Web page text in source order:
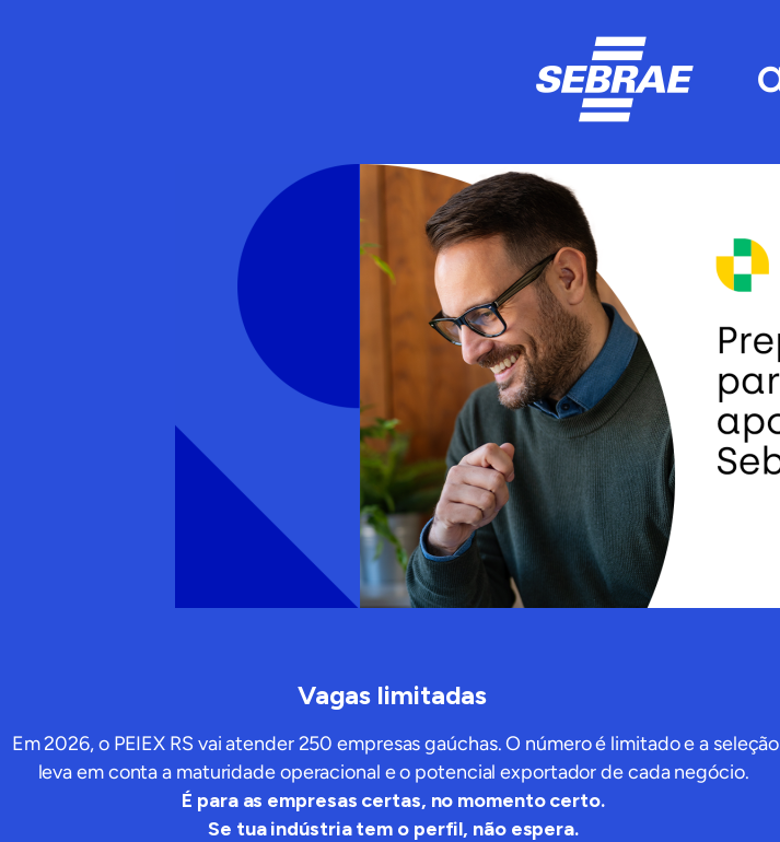
Vagas limitadas
Em 2026, o PEIEX RS vai atender 250 empresas gaúchas. O número é limitado e a seleção
leva em conta a maturidade operacional e o potencial exportador de cada negócio.
É para as empresas certas, no momento certo.
Se tua indústria tem o perfil, não espera.